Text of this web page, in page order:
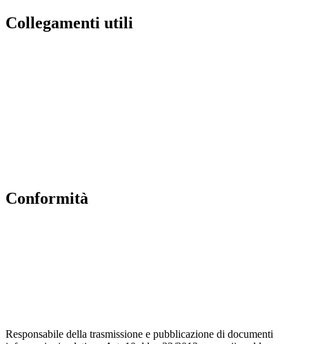
collegamenti utili
conformità
Responsabile della trasmissione e pubblicazione di documenti